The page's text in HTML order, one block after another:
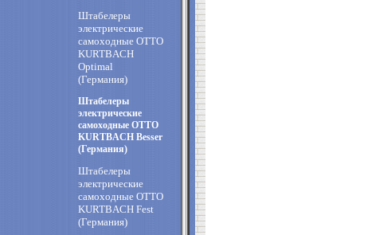
Штабелеры
электрические
самоходные OTTO
KURTBACH
Optimal
(Германия)
Штабелеры
электрические
самоходные OTTO
KURTBACH Besser
(Германия)
Штабелеры
электрические
самоходные OTTO
KURTBACH Fest
(Германия)